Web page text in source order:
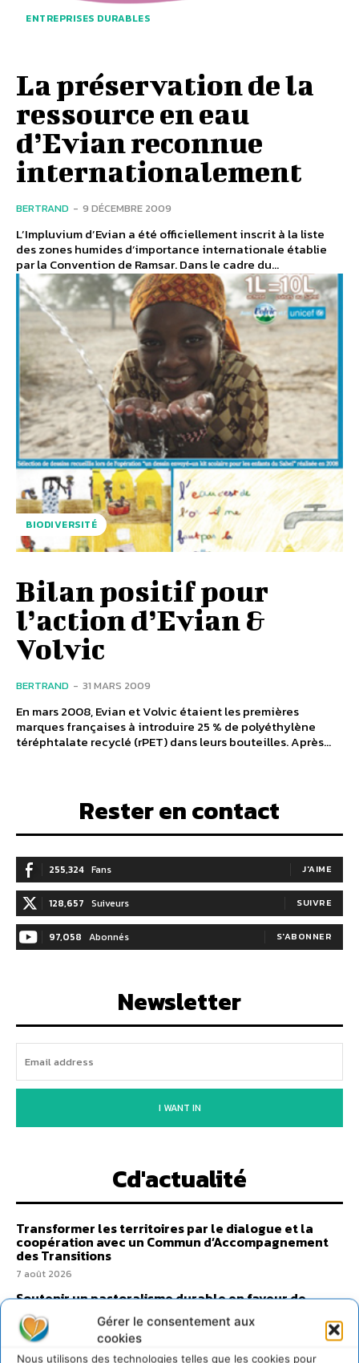
Gérer le consentement aux
cookies
Nous utilisons des technologies telles que les cookies pour
ENTREPRISES DURABLES
La préservation de la
ressource en eau
d’Evian reconnue
internationalement
BERTRAND - 9 DÉCEMBRE 2009
L’Impluvium d’Evian a été officiellement inscrit à la liste
des zones humides d’importance internationale établie
par la Convention de Ramsar. Dans le cadre du...
BIODIVERSITÉ
Bilan positif pour
l’action d’Evian &
Volvic
BERTRAND - 31 MARS 2009
En mars 2008, Evian et Volvic étaient les premières
marques françaises à introduire 25 % de polyéthylène
téréphtalate recyclé (rPET) dans leurs bouteilles. Après...
Rester en contact
255,324 Fans J'AIME
128,657 Suiveurs SUIVRE
97,058 Abonnés S'ABONNER
Newsletter
I WANT IN
Cd'actualité
Transformer les territoires par le dialogue et la
coopération avec un Commun d’Accompagnement
des Transitions
7 août 2026
Soutenir un pastoralisme durable en faveur de
socio-écosystèmes résilients
6 août 2026
S’inspirer de l’arbre pour un modèle économique